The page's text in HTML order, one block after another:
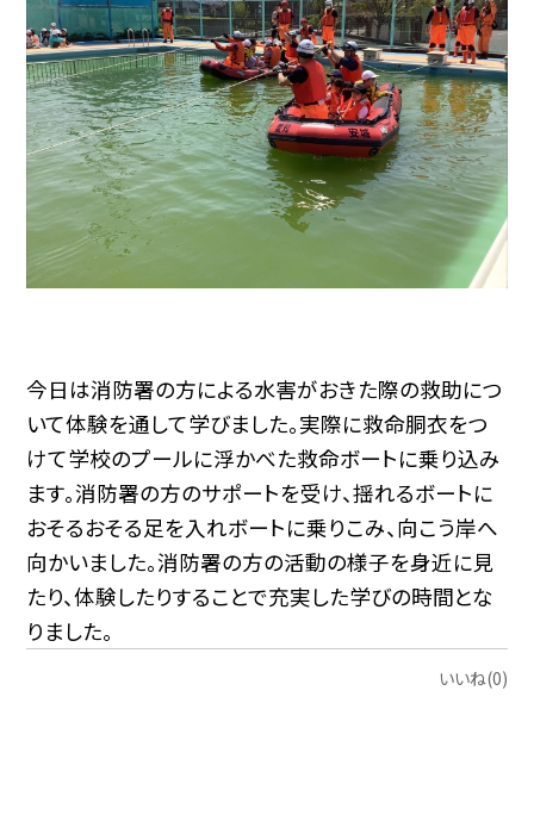
今日は消防署の方による水害がおきた際の救助につ
いて体験を通して学びました。実際に救命胴衣をつ
けて学校のプールに浮かべた救命ボートに乗り込み
ます。消防署の方のサポートを受け、揺れるボートに
おそるおそる足を入れボートに乗りこみ、向こう岸へ
向かいました。消防署の方の活動の様子を身近に見
たり、体験したりすることで充実した学びの時間とな
りました。
いいね(0)